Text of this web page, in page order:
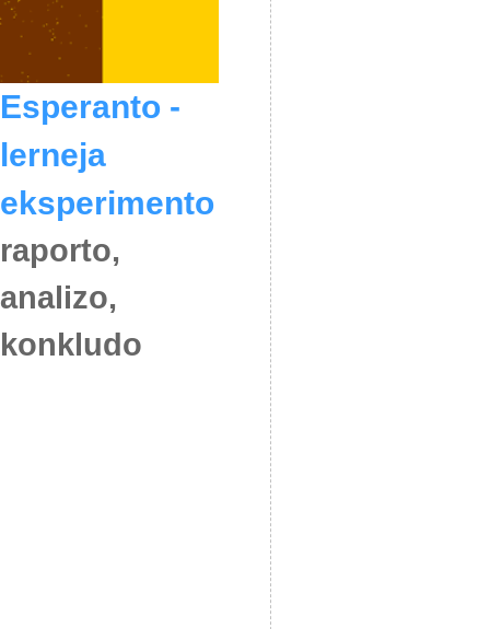
Esperanto -
lerneja
eksperimento
raporto,
analizo,
konkludo